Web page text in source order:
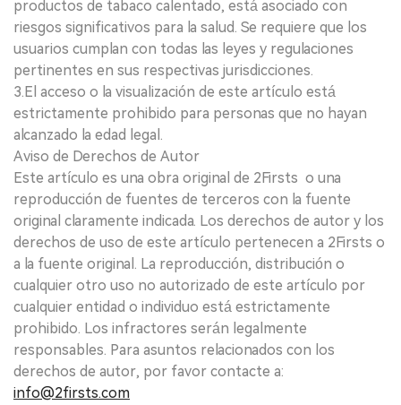
productos de tabaco calentado, está asociado con
riesgos significativos para la salud. Se requiere que los
usuarios cumplan con todas las leyes y regulaciones
pertinentes en sus respectivas jurisdicciones.
3.El acceso o la visualización de este artículo está
estrictamente prohibido para personas que no hayan
alcanzado la edad legal.
Aviso de Derechos de Autor
Este artículo es una obra original de 2Firsts o una
reproducción de fuentes de terceros con la fuente
original claramente indicada. Los derechos de autor y los
derechos de uso de este artículo pertenecen a 2Firsts o
a la fuente original. La reproducción, distribución o
cualquier otro uso no autorizado de este artículo por
cualquier entidad o individuo está estrictamente
prohibido. Los infractores serán legalmente
responsables. Para asuntos relacionados con los
derechos de autor, por favor contacte a:
info@2firsts.com